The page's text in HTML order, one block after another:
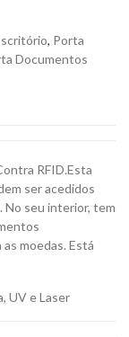
, Porta
Documentos
RFID.Esta
ser acedidos
No seu interior, tem
moedas. Está
UV e Laser